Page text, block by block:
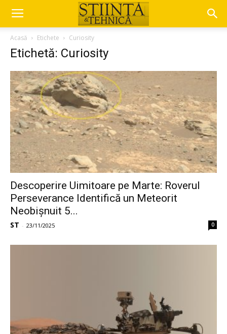
Acasă Etichete Curiosity
Etichetă: Curiosity
Descoperire Uimitoare pe Marte: Roverul
Perseverance Identifică un Meteorit
Neobișnuit 5...
ST - 23/11/2025 0